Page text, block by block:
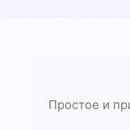
Простое и